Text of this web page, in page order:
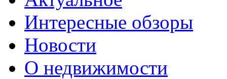
Интересные обзоры
Новости
О недвижимости